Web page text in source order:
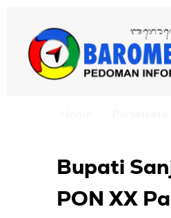
Bupati
PON XX